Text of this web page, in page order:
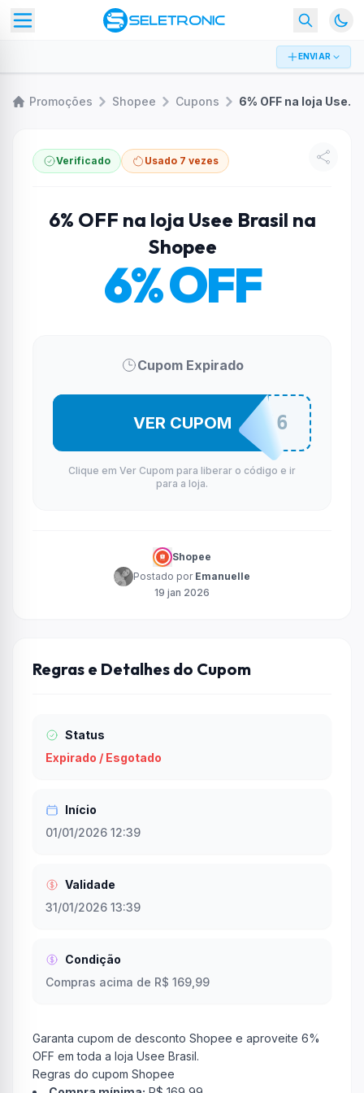
ENVIAR
Promoções Shopee Cupons 6% OFF na loja Usee Brasil na Shopee
Verificado Usado 7 vezes
6% OFF na loja Usee Brasil na
Shopee
6% OFF
Cupom Expirado
USEEJAN6
VER CUPOM
Clique em Ver Cupom para liberar o código e ir
para a loja.
Shopee
Postado por Emanuelle
19 jan 2026
Regras e Detalhes do Cupom
Status
Expirado / Esgotado
Início
01/01/2026 12:39
Validade
31/01/2026 13:39
Condição
Compras acima de R$ 169,99
Garanta cupom de desconto Shopee e aproveite 6%
OFF em toda a loja Usee Brasil.
Regras do cupom Shopee